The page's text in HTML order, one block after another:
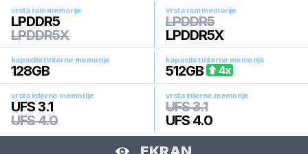
vrsta ram memorije
LPDDR5
LPDDR5X
vrsta ram memorije
LPDDR5
LPDDR5X
kapacitet interne memorije
128GB
kapacitet interne memorije
512GB 4x
vrsta interne memorije
UFS 3.1
UFS 4.0
vrsta interne memorije
UFS 3.1
UFS 4.0